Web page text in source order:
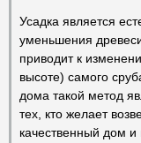
Усадка является
уменьшения
приводит к
высоте) самого
дома такой метод
тех, кто желает
качественный дом